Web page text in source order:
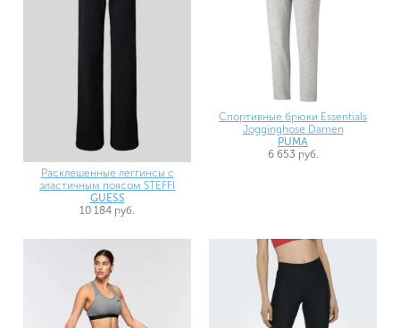
Расклешенные леггинсы с
эластичным поясом STEFFI
GUESS
10 184 руб.
Спортивные брюки Essentials
Jogginghose Damen
PUMA
6 653 руб.